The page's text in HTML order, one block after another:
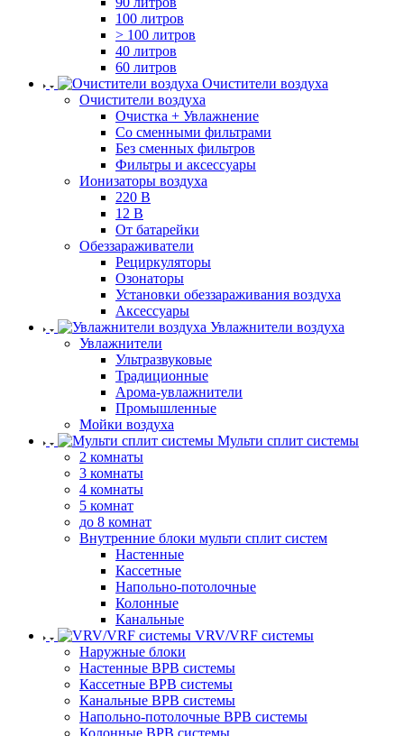
100 литров
> 100 литров
40 литров
60 литров
Очистители воздуха
Очистители воздуха
Очистка + Увлажнение
Cо сменными фильтрами
Без сменных фильтров
Фильтры и аксессуары
Ионизаторы воздуха
220 В
12 В
От батарейки
Обеззараживатели
Рециркуляторы
Озонаторы
Установки обеззараживания воздуха
Аксессуары
Увлажнители воздуха
Увлажнители
Ультразвуковые
Традиционные
Арома-увлажнители
Промышленные
Мойки воздуха
Мульти сплит системы
2 комнаты
3 комнаты
4 комнаты
5 комнат
до 8 комнат
Внутренние блоки мульти сплит систем
Настенные
Кассетные
Напольно-потолочные
Колонные
Канальные
VRV/VRF системы
Наружные блоки
Настенные ВРВ системы
Кассетные ВРВ системы
Канальные ВРВ системы
Напольно-потолочные ВРВ системы
Колонные ВРВ системы